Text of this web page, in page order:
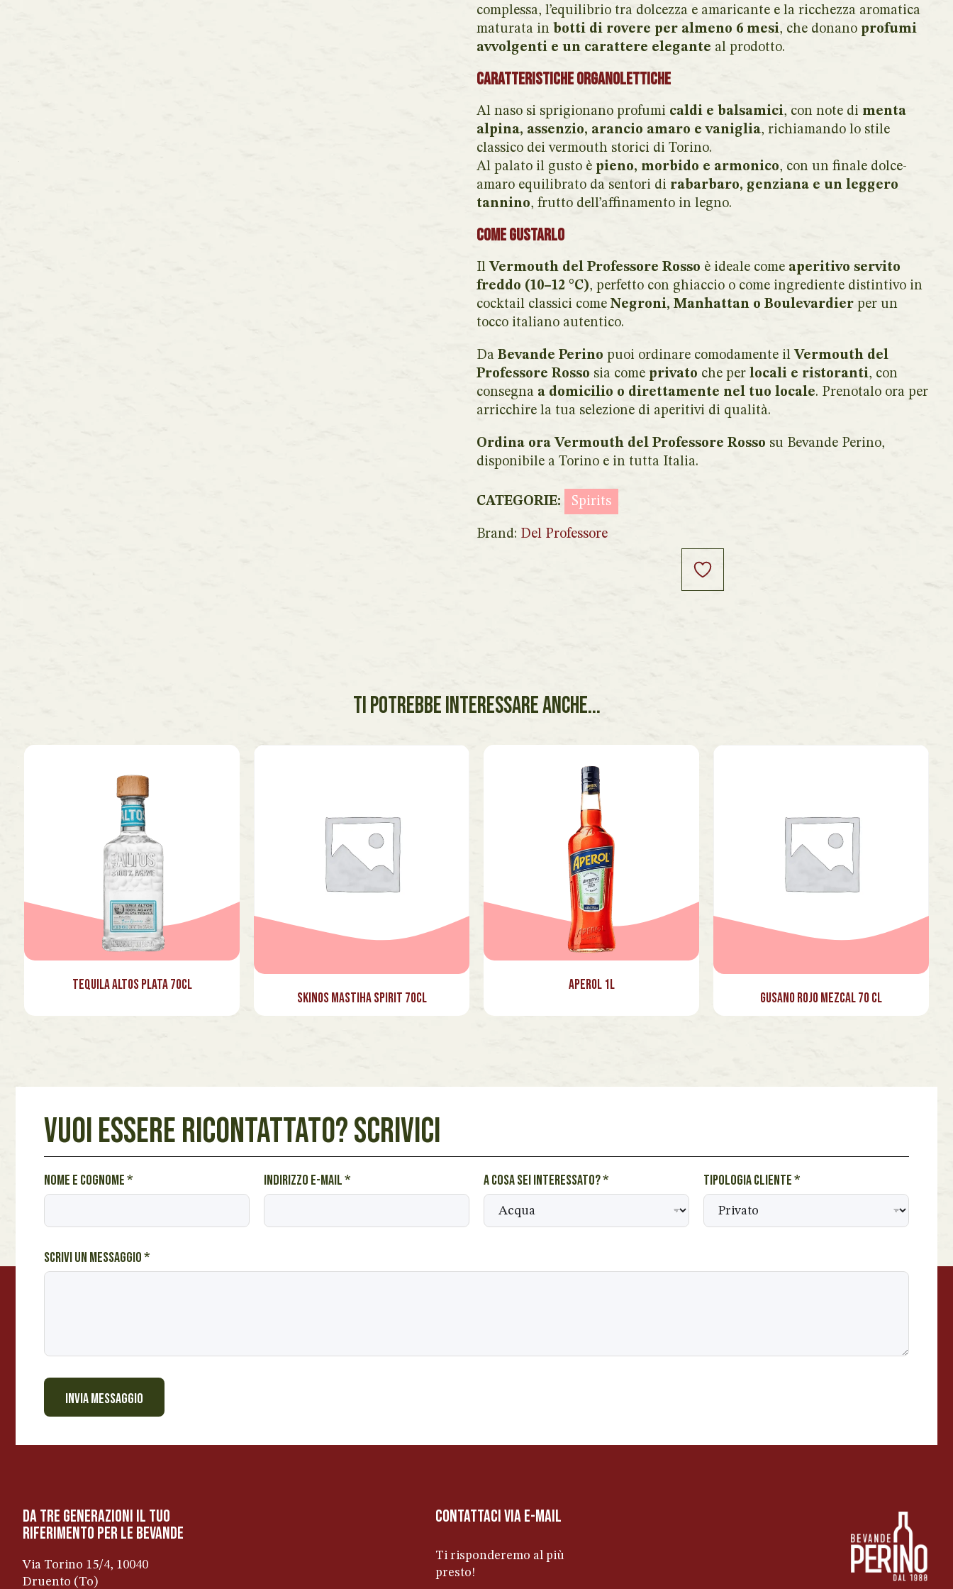
complessa, l’equilibrio tra dolcezza e amaricante e la ricchezza aromatica
maturata in botti di rovere per almeno 6 mesi, che donano profumi
avvolgenti e un carattere elegante al prodotto.
Caratteristiche organolettiche
Al naso si sprigionano profumi caldi e balsamici, con note di menta
alpina, assenzio, arancio amaro e vaniglia, richiamando lo stile
classico dei vermouth storici di Torino.
Al palato il gusto è pieno, morbido e armonico, con un finale dolce-
amaro equilibrato da sentori di rabarbaro, genziana e un leggero
tannino, frutto dell’affinamento in legno.
Come gustarlo
Il Vermouth del Professore Rosso è ideale come aperitivo servito
freddo (10–12 °C), perfetto con ghiaccio o come ingrediente distintivo in
cocktail classici come Negroni, Manhattan o Boulevardier per un
tocco italiano autentico.
Da Bevande Perino puoi ordinare comodamente il Vermouth del
Professore Rosso sia come privato che per locali e ristoranti, con
consegna a domicilio o direttamente nel tuo locale. Prenotalo ora per
arricchire la tua selezione di aperitivi di qualità.
Ordina ora Vermouth del Professore Rosso su Bevande Perino,
disponibile a Torino e in tutta Italia.
CATEGORIE: Spirits
Brand: Del Professore
TI POTREBBE INTERESSARE ANCHE...
Tequila Altos Plata 70cl
Skinos Mastiha Spirit 70cl
Aperol 1l
Gusano Rojo Mezcal 70 cl
VUOI ESSERE RICONTATTATO? SCRIVICI
g
Nome e cognome* Indirizzo e-mail* A cosa sei interessato?* Tipologia cliente*
Scrivi un messaggio*
INVIA MESSAGGIO
da tre generazioni il tuo
riferimento per le bevanDe
Via Torino 15/4, 10040
Druento (To)
contattaci via e-mail
Ti risponderemo al più
presto!